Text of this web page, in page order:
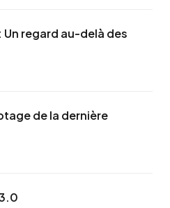
regard au-delà des
de la dernière